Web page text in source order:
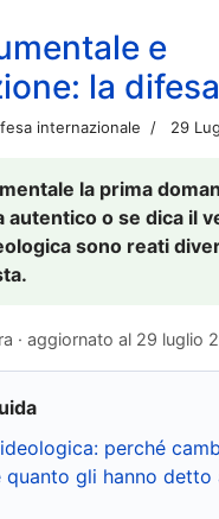
e
la difesa
internazionale 29
la prima
autentico o se dica il
sono reati
· aggiornato al 29 luglio
perché
quanto gli hanno detto